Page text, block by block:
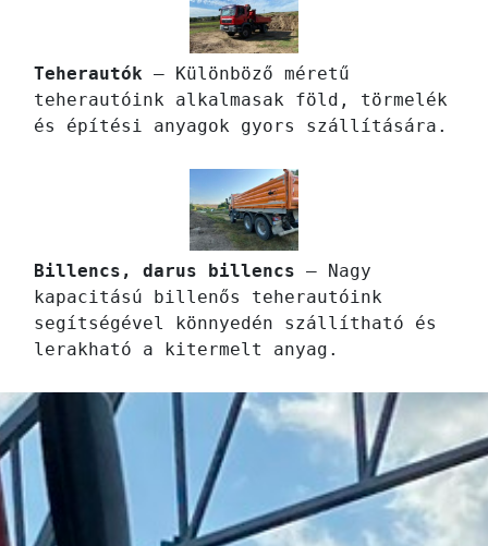
Teherautók – Különböző méretű
teherautóink alkalmasak föld, törmelék
és építési anyagok gyors szállítására.
Billencs, darus billencs – Nagy
kapacitású billenős teherautóink
segítségével könnyedén szállítható és
lerakható a kitermelt anyag.